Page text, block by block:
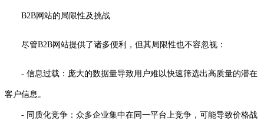
B2B网站的局限性及挑战
尽管B2B网站提供了诸多便利，但其局限性也不容忽视：
- 信息过载：庞大的数据量导致用户难以快速筛选出高质量的潜在
客户信息。
- 同质化竞争：众多企业集中在同一平台上竞争，可能导致价格战